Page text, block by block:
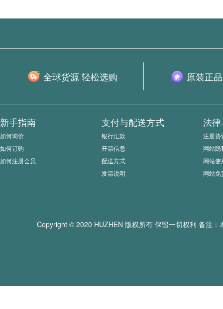
全球货源 轻松选购 原装正
新手指南
如何询价
如何订购
如何注册会员
支付与配送方式
银行汇款
开票信息
配送方式
发票说明
法
注册协
网站隐
网站使
网站免
Copyright © 2020 HUZHEN 版权所有 保留一切权利 备注